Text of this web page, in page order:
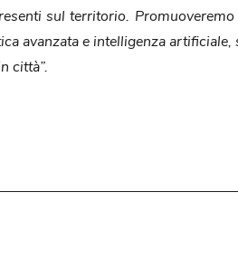
sul territorio.
avanzata e intelligenza
città”.